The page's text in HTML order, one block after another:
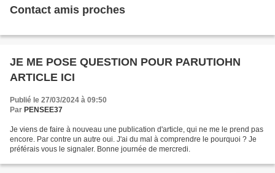
Contact amis proches
JE ME POSE QUESTION POUR PARUTIOHN
ARTICLE ICI
Publié le 27/03/2024 à 09:50
Par PENSEE37
Je viens de faire à nouveau une publication d'article, qui ne me le prend pas
encore. Par contre un autre oui. J'ai du mal à comprendre le pourquoi ? Je
préférais vous le signaler. Bonne journée de mercredi.